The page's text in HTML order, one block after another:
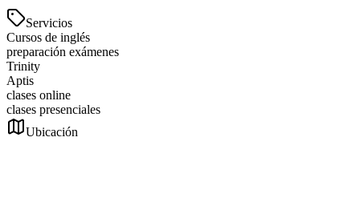
Servicios
Cursos de inglés
preparación exámenes
Trinity
Aptis
clases online
clases presenciales
Ubicación